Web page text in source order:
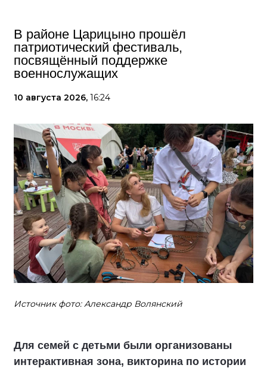
В районе Царицыно прошёл
патриотический фестиваль,
посвящённый поддержке
военнослужащих
10 августа 2026, 16:24
Источник фото: Александр Волянский
Для семей с детьми были организованы
интерактивная зона, викторина по истории